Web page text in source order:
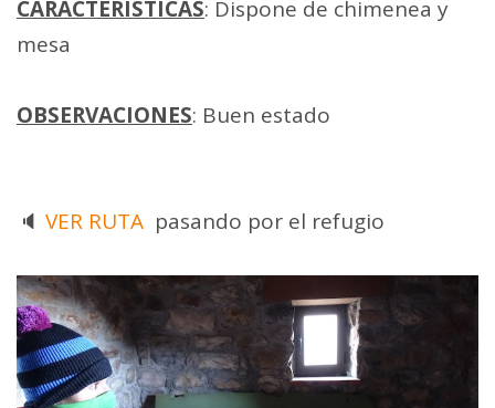
CARACTERÍSTICAS: Dispone de chimenea y
mesa
OBSERVACIONES: Buen estado
🔈 VER RUTA pasando por el refugio